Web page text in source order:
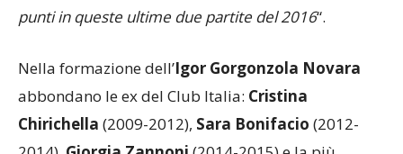
aspetto un po’ di più da me stessa, specialmente in
punti in queste ultime due partite del 2016“.
Nella formazione dell’Igor Gorgonzola Novara
abbondano le ex del Club Italia:Cristina